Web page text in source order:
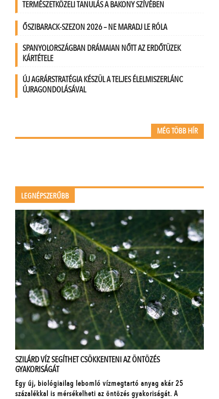
TERMÉSZETKÖZELI TANULÁS A BAKONY SZÍVÉBEN
ŐSZIBARACK-SZEZON 2026 – NE MARADJ LE RÓLA
SPANYOLORSZÁGBAN DRÁMAIAN NŐTT AZ ERDŐTÜZEK
KÁRTÉTELE
ÚJ AGRÁRSTRATÉGIA KÉSZÜL A TELJES ÉLELMISZERLÁNC
ÚJRAGONDOLÁSÁVAL
MÉG TÖBB HÍR
LEGNÉPSZERŰBB